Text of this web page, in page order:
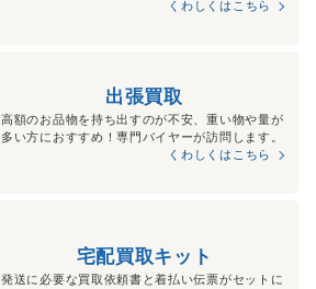
くわしくはこちら
出張買取
高額のお品物を持ち出すのが不安、重い物や量が
多い方におすすめ！専門バイヤーが訪問します。
くわしくはこちら
宅配買取キット
発送に必要な買取依頼書と着払い伝票がセットに